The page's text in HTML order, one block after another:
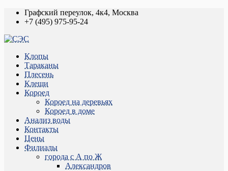
Графский переулок, 4к4, Москва
+7 (495) 975-95-24
Клопы
Тараканы
Плесень
Клещи
Короед
Короед на деревьях
Короед в доме
Анализ воды
Контакты
Цены
Филиалы
города с А по Ж
Александров